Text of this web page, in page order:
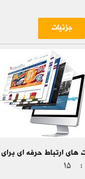
جزئیات
ارتباط حرفه ای
: ۱۵